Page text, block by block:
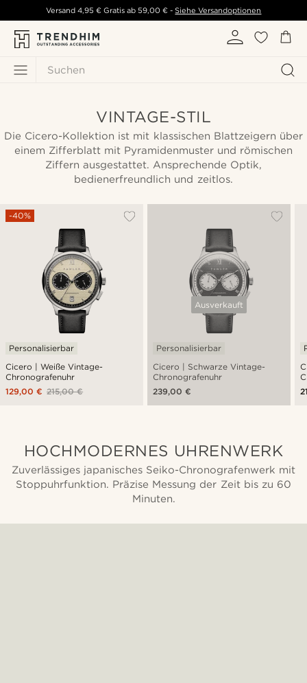
Suchen
Versand 4,95 € Gratis ab 59,00 € - Siehe Versandoptionen
VINTAGE-STIL
Die Cicero-Kollektion ist mit klassischen Blattzeigern über
einem Zifferblatt mit Pyramidenmuster und römischen
Ziffern ausgestattet. Ansprechende Optik,
bedienerfreundlich und zeitlos.
Cicero | Weiße Vintage-
Chronografenuhr
-40%
Personalisierbar
215,00 €
129,00 €
Ausverkauft
Cicero | Schwarze Vintage-
Chronografenuhr
Personalisierbar
239,00 €
HOCHMODERNES UHRENWERK
Zuverlässiges japanisches Seiko-Chronografenwerk mit
Stoppuhrfunktion. Präzise Messung der Zeit bis zu 60
Minuten.